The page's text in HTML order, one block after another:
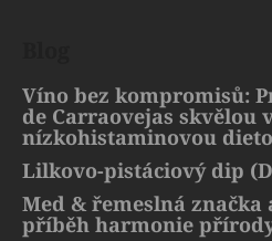
Víno bez kompromisů:
de Carraovejas skvělou
nízkohistaminovou
Lilkovo-pistáciový dip
Med & řemeslná
příběh harmonie